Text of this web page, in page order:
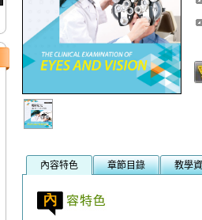
內容特色 章節目錄 教學